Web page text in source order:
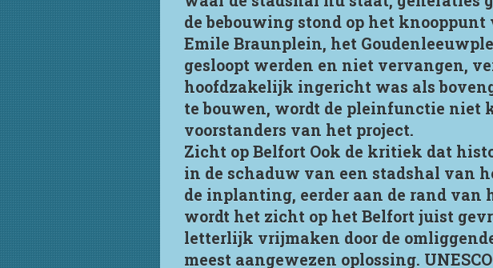
de bebouwing stond op het
Emile Braunplein, het
gesloopt werden en niet vervangen,
hoofdzakelijk ingericht was als
te bouwen, wordt de pleinfunctie niet
voorstanders van het project.
Zicht op Belfort Ook de kritiek dat
in de schaduw van een stadshal van
de inplanting, eerder aan de rand van
wordt het zicht op het Belfort juist
letterlijk vrijmaken door de
meest aangewezen oplossing.